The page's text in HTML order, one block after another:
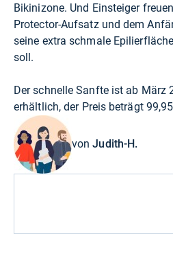
Bikinizone. Und Einsteiger
Protector-Aufsatz und dem
seine extra schmale
soll.
Der schnelle Sanfte ist ab März
erhältlich, der Preis beträgt
vonJudith-H.